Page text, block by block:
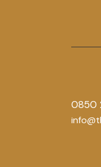
0850